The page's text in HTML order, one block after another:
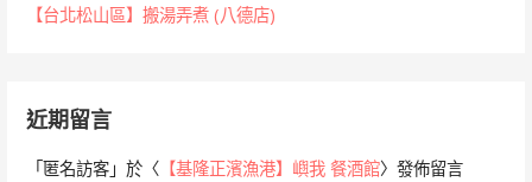
【台北松山區】搬湯弄煮 (八德店)
近期留言
「匿名訪客 」於〈 【基隆正濱漁港】嶼我 餐酒館〉發佈留言